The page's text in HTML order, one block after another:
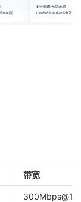
带宽
300Mbps@1